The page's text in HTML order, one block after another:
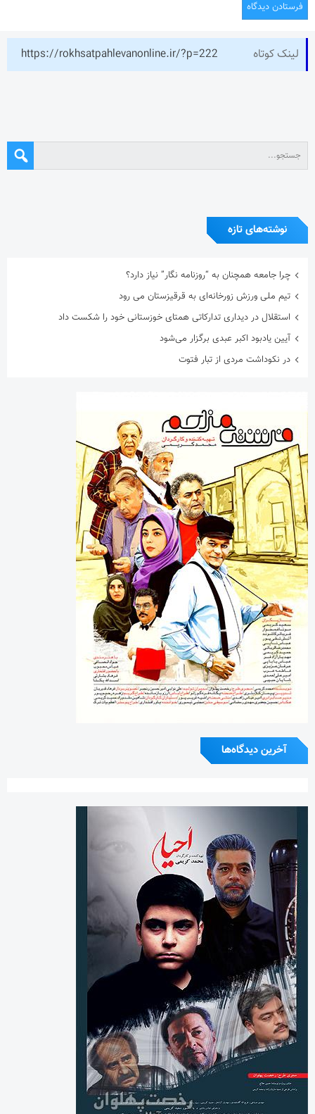
لینک کوتاه https://rokhsatpahlevanonline.ir/?p=222
نوشته‌های تازه
چرا جامعه همچنان به “روزنامه نگار” نیاز دارد؟
تیم ملی ورزش زورخانه‌ای به قرقیزستان می رود
استقلال در دیداری تدارکاتی همتای خوزستانی خود را شکست داد
آیین یادبود اکبر عبدی برگزار می‌شود
در نکوداشت مردی از تبار فتوت
آخرین دیدگاه‌ها